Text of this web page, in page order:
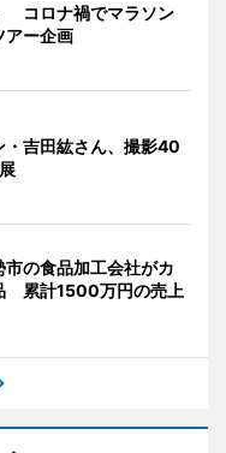
コロナ禍でマラソン
アー企画
・吉田紘さん、撮影40
の食品加工会社がカ
累計1500万円の売上